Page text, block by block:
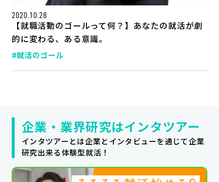
サイトマップ
2020.10.28
【就職活動のゴールって何？】あなたの就活が劇
的に変わる、ある意識。
#就活のゴール
企業・業界研究はインタツアー
インタツアーとは企業とインタビューを通じて企業
研究出来る体験型就活！